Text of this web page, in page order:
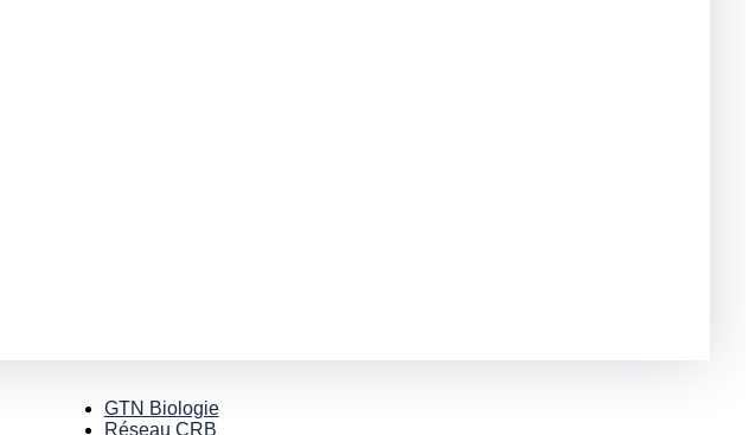
GTN Biologie
Réseau CRB